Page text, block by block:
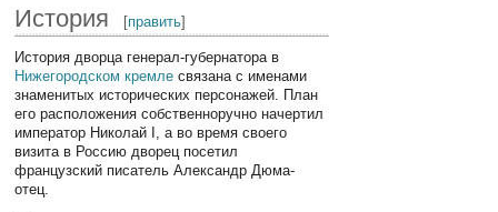
История [править]
История дворца генерал-губернатора в
Нижегородском кремле связана с именами
знаменитых исторических персонажей. План
его расположения собственноручно начертил
император Николай I, а во время своего
визита в Россию дворец посетил
французский писатель Александр Дюма-
отец.